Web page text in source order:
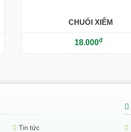
CHUỐI XIÊM
18.000đ
Tin tức